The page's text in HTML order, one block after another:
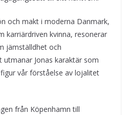
och makt i moderna Danmark,
karriärdriven kvinna, resonerar
jämställdhet och
Jonas karaktär som
vår förståelse av lojalitet
från Köpenhamn till